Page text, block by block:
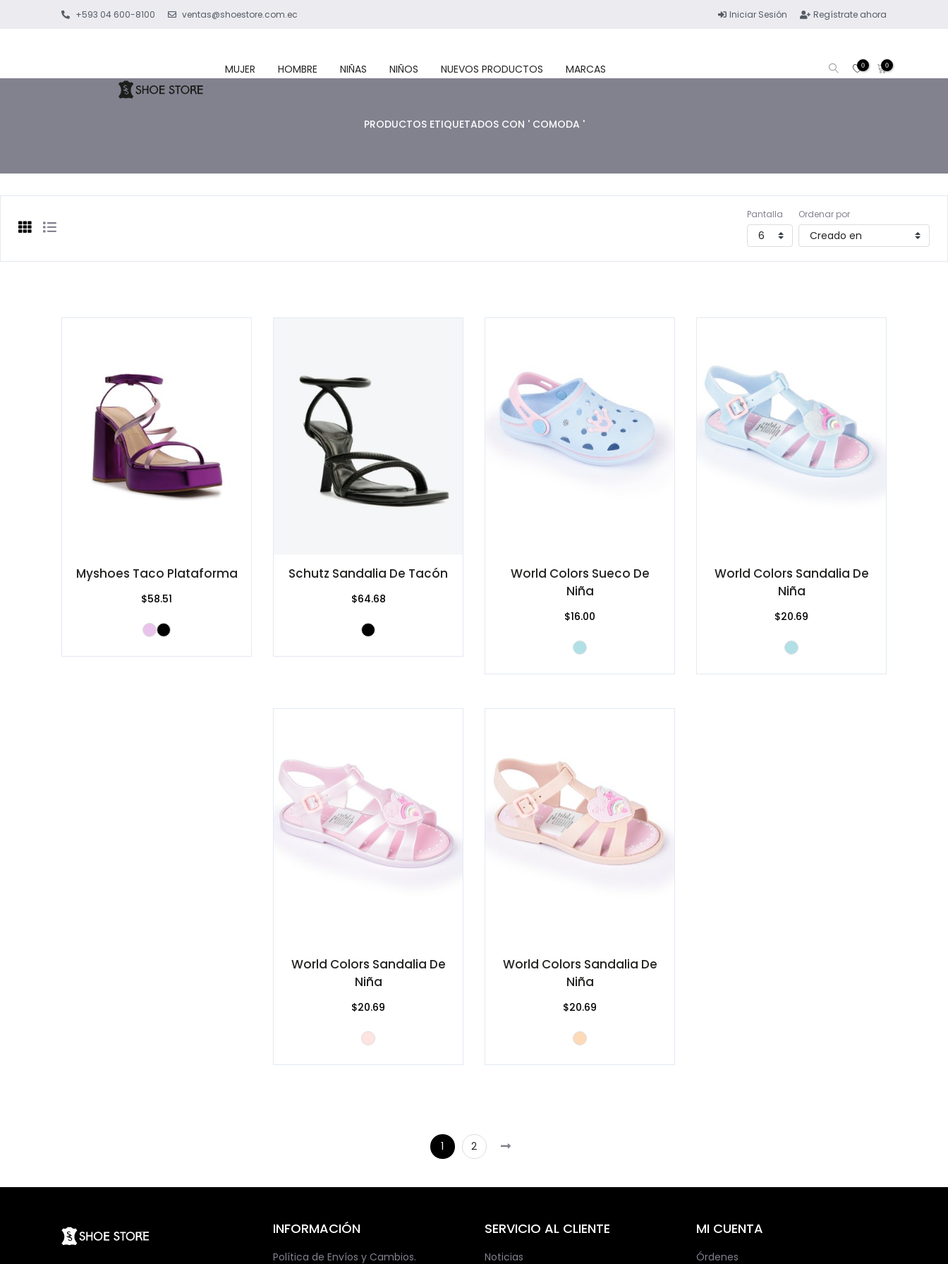
+593 04 600-8100 ventas@shoestore.com.ec Iniciar Sesión Regístrate ahora
MUJER HOMBRE NIÑAS NIÑOS NUEVOS PRODUCTOS MARCAS 0 0
PRODUCTOS ETIQUETADOS CON ' COMODA '
Pantalla Ordenar por
Myshoes Taco Plataforma
$58.51
Schutz Sandalia De Tacón
$64.68
World Colors Sueco De
Niña
$16.00
World Colors Sandalia De
Niña
$20.69
World Colors Sandalia De
Niña
$20.69
World Colors Sandalia De
Niña
$20.69
1 2
INFORMACIÓN
Política de Envíos y Cambios.
SERVICIO AL CLIENTE
Noticias
MI CUENTA
Órdenes